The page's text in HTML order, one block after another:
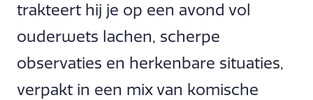
trakteert hij je op een avond vol
ouderwets lachen, scherpe
observaties en herkenbare situaties,
verpakt in een mix van komische